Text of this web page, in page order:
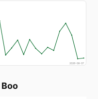
2026-08-07
Boo